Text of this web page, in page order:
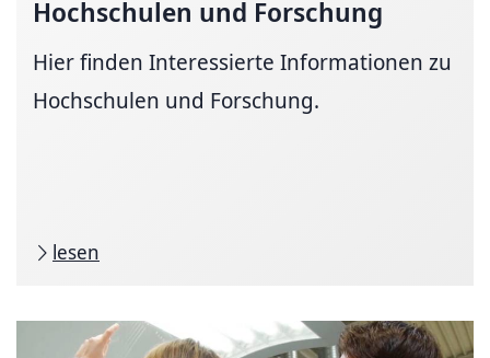
Hochschulen und Forschung
Hier finden Interessierte Informationen zu
Hochschulen und Forschung.
lesen